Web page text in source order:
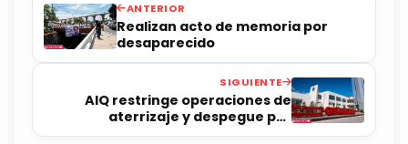
ANTERIOR
Realizan acto de memoria por
desaparecido
SIGUIENTE
AIQ restringe operaciones de
aterrizaje y despegue por
condiciones meteorológicas